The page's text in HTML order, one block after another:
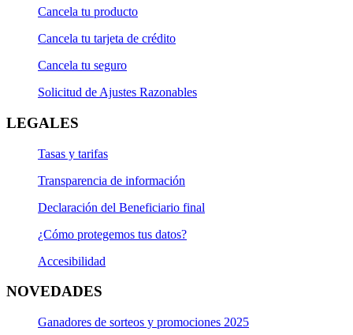
Cancela tu producto
Cancela tu tarjeta de crédito
Cancela tu seguro
Solicitud de Ajustes Razonables
LEGALES
Tasas y tarifas
Transparencia de información
Declaración del Beneficiario final
¿Cómo protegemos tus datos?
Accesibilidad
NOVEDADES
Ganadores de sorteos y promociones 2025